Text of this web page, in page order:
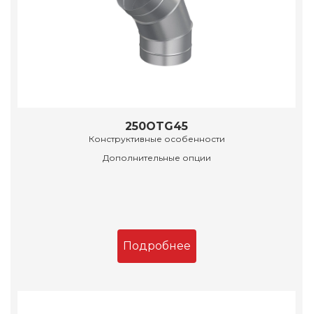
250OTG45
Конструктивные особенности
Дополнительные опции
Подробнее